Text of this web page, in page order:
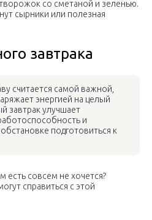
со сметаной и зеленью.
сырники или полезная
завтрака
считается самой важной,
энергией на целый
завтрак улучшает
и
подготовиться к
есть совсем не хочется?
справиться с этой